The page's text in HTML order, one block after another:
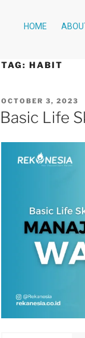
HOME
TAG: HABIT
OCTOBER 3, 2023
Basic Life